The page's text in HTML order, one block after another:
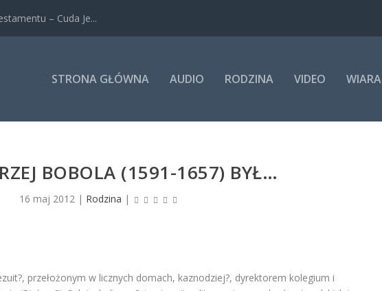
– Cuda Je...
STRONA GŁÓWNA AUDIO RODZINA VIDEO WIARA
BOBOLA (1591-1657) BYŁ…
16 maj 2012 | Rodzina |
przełożonym w licznych domach, kaznodziej?, dyrektorem kolegium i